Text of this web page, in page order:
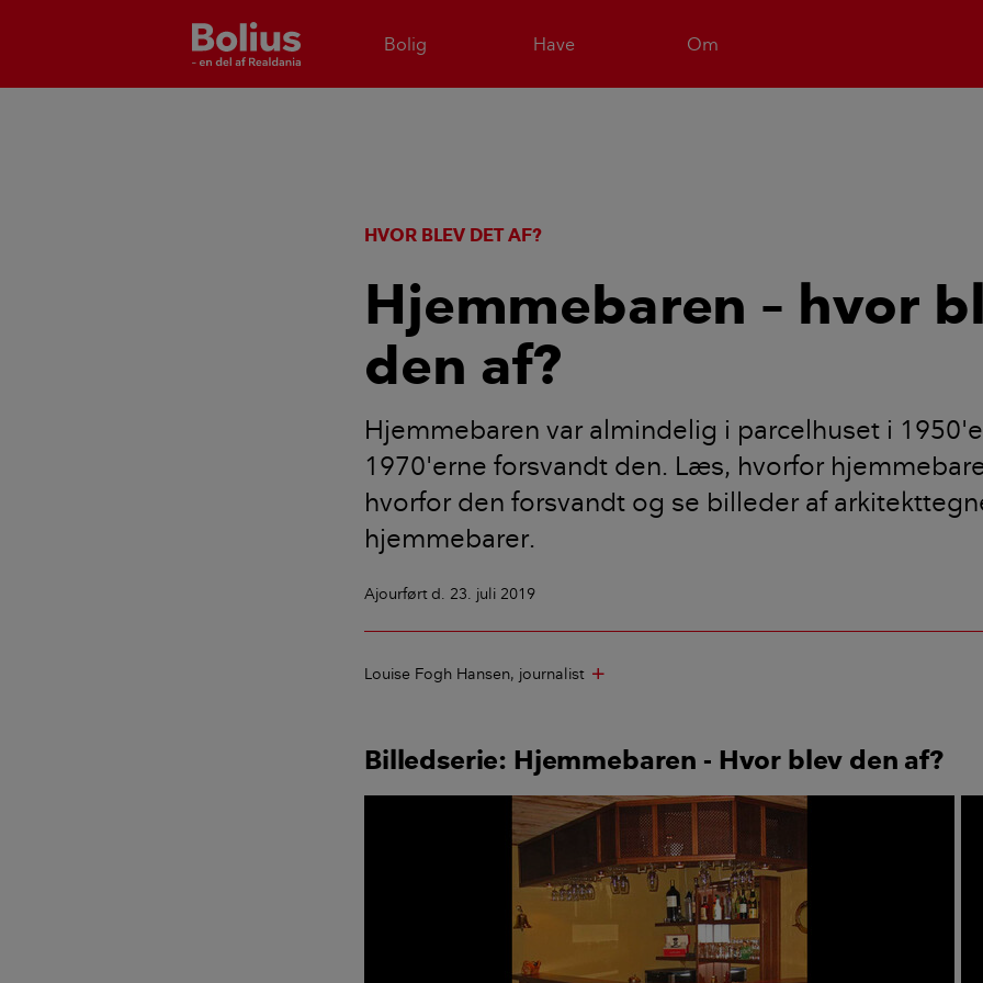
Bolig Have Om
HVOR BLEV DET AF?
Hjemmebaren – hvor
den af?
Hjemmebaren var almindelig i parcelhuset i
1970'erne forsvandt den. Læs, hvorfor
hvorfor den forsvandt og se billeder af
hjemmebarer.
Ajourførtd. 23. juli 2019
Louise Fogh Hansen journalist
Billedserie: Hjemmebaren - Hvor blev den af?